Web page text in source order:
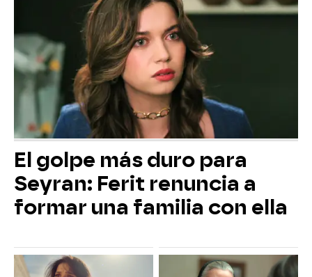
El golpe más duro para
Seyran: Ferit renuncia a
formar una familia con ella